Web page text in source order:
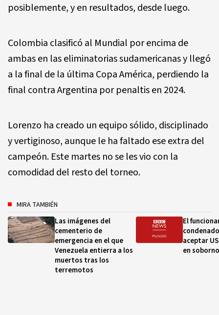
posiblemente, y en resultados, desde luego.
Colombia clasificó al Mundial por encima de
ambas en las eliminatorias sudamericanas y llegó
a la final de la última Copa América, perdiendo la
final contra Argentina por penaltis en 2024.
Lorenzo ha creado un equipo sólido, disciplinado
y vertiginoso, aunque le ha faltado ese extra del
campeón. Este martes no se les vio con la
comodidad del resto del torneo.
MIRA TAMBIÉN
Las imágenes del
cementerio de
emergencia en el que
Venezuela entierra a los
muertos tras los
terremotos
El
aceptar
en